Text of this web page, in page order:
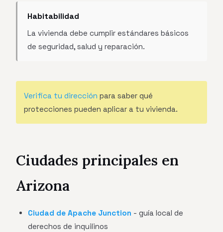
Habitabilidad
La vivienda debe cumplir estándares básicos
de seguridad, salud y reparación.
Verifica tu dirección para saber qué
protecciones pueden aplicar a tu vivienda.
Ciudades principales en
Arizona
Ciudad de Apache Junction - guía local de
derechos de inquilinos